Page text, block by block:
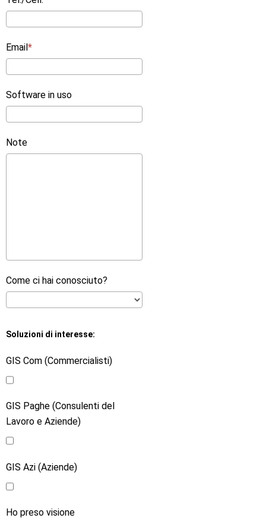
Email
Software in uso
Note
Come ci hai conosciuto?
Soluzioni di interesse:
GIS Com (Commercialisti)
GIS Paghe (Consulenti del
Lavoro e Aziende)
GIS Azi (Aziende)
Ho preso visione